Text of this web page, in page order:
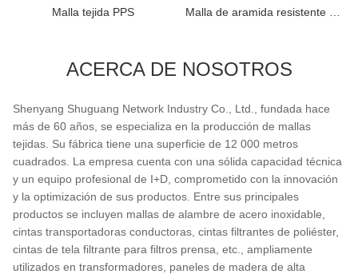
Malla tejida PPS
ACERCA DE NOSOTROS
Shenyang Shuguang Network Industry Co., Ltd., fundada hace
más de 60 años, se especializa en la producción de mallas
tejidas. Su fábrica tiene una superficie de 12 000 metros
cuadrados. La empresa cuenta con una sólida capacidad técnica
y un equipo profesional de I+D, comprometido con la innovación
y la optimización de sus productos. Entre sus principales
productos se incluyen mallas de alambre de acero inoxidable,
cintas transportadoras conductoras, cintas filtrantes de poliéster,
cintas de tela filtrante para filtros prensa, etc., ampliamente
utilizados en transformadores, paneles de madera de alta